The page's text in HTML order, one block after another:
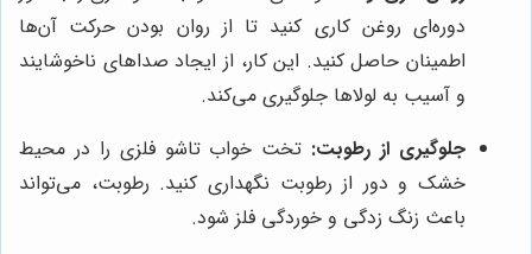
دوره‌ای روغن کاری کنید تا از روان بودن حرکت آن‌ها
اطمینان حاصل کنید. این کار، از ایجاد صداهای ناخوشایند
و آسیب به لولاها جلوگیری می‌کند.
جلوگیری از رطوبت: تخت خواب تاشو فلزی را در محیط
خشک و دور از رطوبت نگهداری کنید. رطوبت، می‌تواند
باعث زنگ زدگی و خوردگی فلز شود.